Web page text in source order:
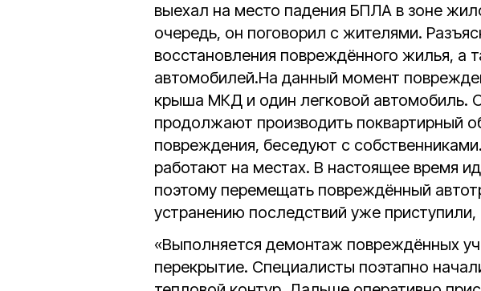
выехал на место падения БПЛА в зоне
очередь, он поговорил с жителями.
восстановления повреждённого жилья, а
автомобилей.На данный момент
крыша МКД и один легковой автомобиль.
продолжают производить поквартирный
повреждения, беседуют с собственниками.
работают на местах. В настоящее время
поэтому перемещать повреждённый
устранению последствий уже приступили,
«Выполняется демонтаж повреждённых
перекрытие. Специалисты поэтапно